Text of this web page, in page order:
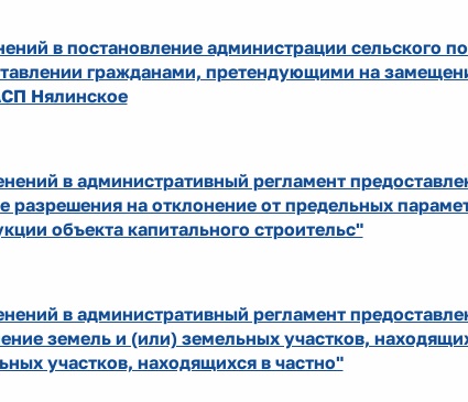
в постановление администрации сельского
гражданами, претендующими на
Нялинское
в административный регламент
разрешения на отклонение от предельных
объекта капитального строительс"
в административный регламент
земель и (или) земельных участков,
участков, находящихся в частно"